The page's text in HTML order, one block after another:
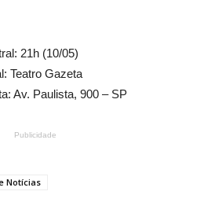
21h (10/05)
Teatro Gazeta
Av. Paulista, 900 – SP
Publicidade
Notícias